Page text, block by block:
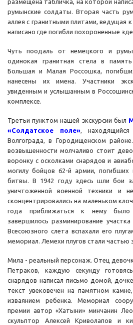
размещена табличка, на которой
румынские солдаты. Вторая часть
аллея с гранитными плитами, ведущая
написано где погибли похороненные
Чуть поодаль от немецкого и
одинокая гранитная стела в
Большая и Малая Россошка,
нанесены их имена. Участники
увиденным и услышанным в
комплексе.
Третьи пунктом нашей экскурсии был
«Солдатское поле»,
Волгограда, в Городищенском
возвышенности молчаливо стоит
воронку с осколками снарядов и
могилу бойцов 62-й армии, погибших
битвы. В 1942 году здесь шли бои
уничтоженной военной техники и
сконцентрировались на маленьком
года приближаться к нему было
завершилось разминирование
Всесоюзного слета вспахали его
мемориал. Лемехи плугов стали частью
Мила - реальный персонаж. Отец
Петраков, каждую секунду
снарядов написал письмо домой,
текст увековечен на памятном
изваянием ребенка. Мемориал
премии автор «Хатыни» минчанин
скульптор Алексей Криволапов и